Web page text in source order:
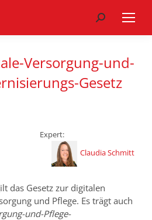
Search:
Versorgung-und-
Gesetz
Expert:
Claudia Schmitt
das Gesetz zur digitalen
und Pflege. Es trägt auch
und-Pflege-